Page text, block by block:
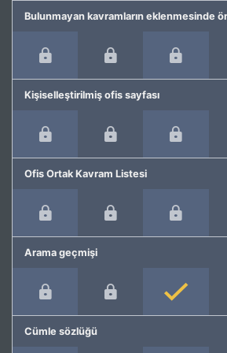
Bulunmayan kavramların eklenmesinde
Kişiselleştirilmiş ofis sayfası
Ofis Ortak Kavram Listesi
Arama geçmişi
Cümle sözlüğü